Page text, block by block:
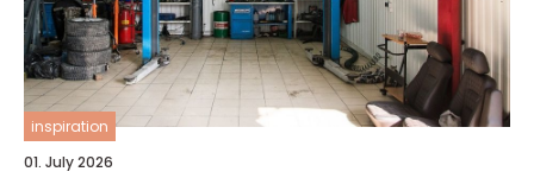
inspiration
01. July 2026